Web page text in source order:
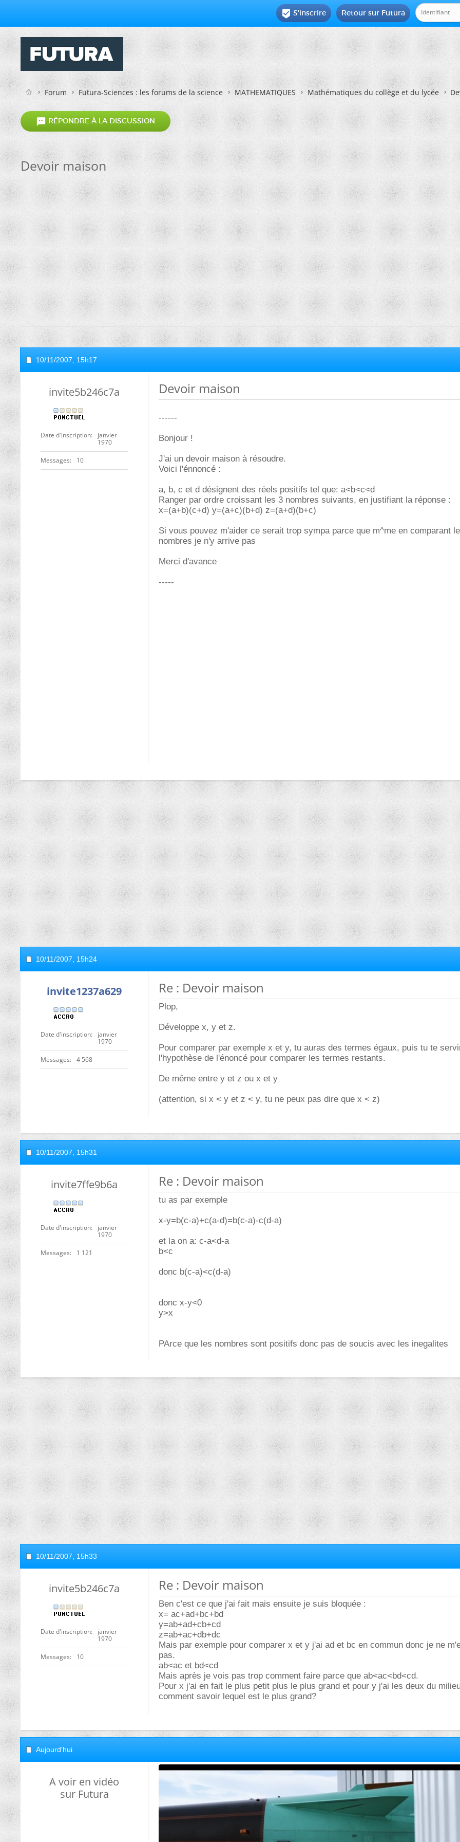
Retour sur Futura
 S'inscrire
Forum Futura-Sciences : les forums de la science MATHEMATIQUES Mathématiques du collège et du lycée
 RÉPONDRE À LA DISCUSSION
Devoir maison
10/11/2007, 15h17
invite5b246c7a
Date d'inscription
janvier
1970
Messages 10
Devoir maison
------
Bonjour !
J'ai un devoir maison à résoudre.
Voici l'énnoncé :
a, b, c et d désignent des réels positifs tel que: a<b<c<d
Ranger par ordre croissant les 3 nombres suivants, en justifiant la réponse :
x=(a+b)(c+d) y=(a+c)(b+d) z=(a+d)(b+c)
Si vous pouvez m'aider ce serait trop sympa parce que m^me en comparant
nombres je n'y arrive pas
Merci d'avance
-----
10/11/2007, 15h24
invite1237a629
Date d'inscription
janvier
1970
Messages 4 568
Re : Devoir maison
Plop,
Développe x, y et z.
Pour comparer par exemple x et y, tu auras des termes égaux, puis tu te
l'hypothèse de l'énoncé pour comparer les termes restants.
De même entre y et z ou x et y
(attention, si x < y et z < y, tu ne peux pas dire que x < z)
10/11/2007, 15h31
invite7ffe9b6a
Date d'inscription
janvier
1970
Messages 1 121
Re : Devoir maison
tu as par exemple
x-y=b(c-a)+c(a-d)=b(c-a)-c(d-a)
et la on a: c-a<d-a
b<c
donc b(c-a)<c(d-a)
donc x-y<0
y>x
PArce que les nombres sont positifs donc pas de soucis avec les inegalites
10/11/2007, 15h33
invite5b246c7a
Date d'inscription
janvier
1970
Messages 10
Re : Devoir maison
Ben c'est ce que j'ai fait mais ensuite je suis bloquée :
x= ac+ad+bc+bd
y=ab+ad+cb+cd
z=ab+ac+db+dc
Mais par exemple pour comparer x et y j'ai ad et bc en commun donc je ne
pas.
ab<ac et bd<cd
Mais après je vois pas trop comment faire parce que ab<ac<bd<cd.
Pour x j'ai en fait le plus petit plus le plus grand et pour y j'ai les deux du
comment savoir lequel est le plus grand?
Aujourd'hui
A voir en vidéo
sur Futura